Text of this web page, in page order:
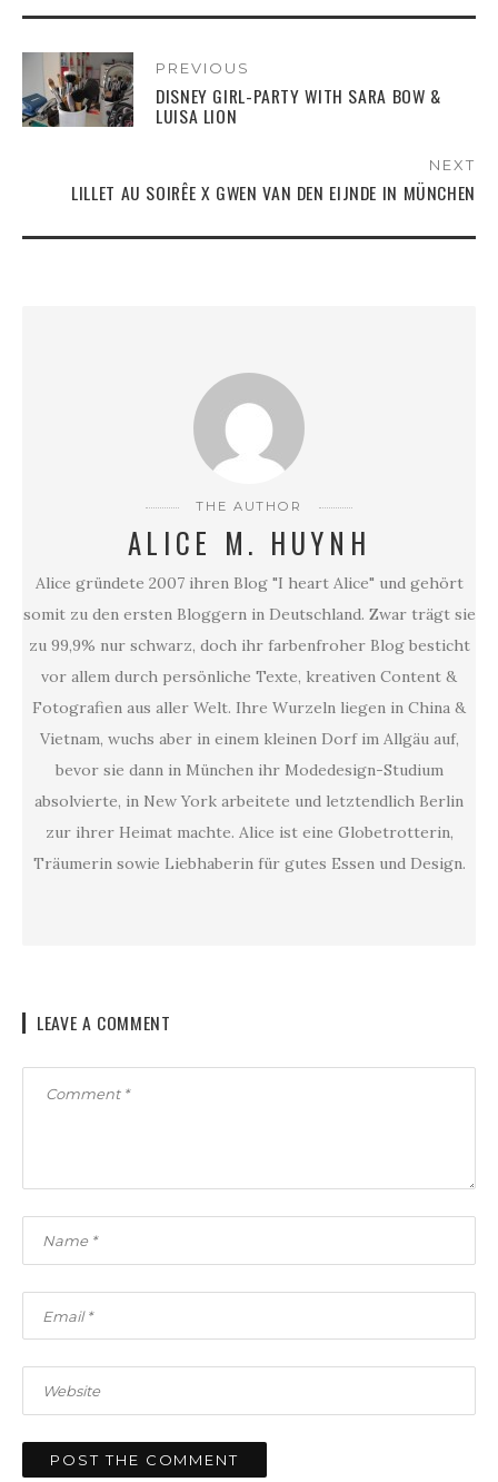
PREVIOUS
DISNEY GIRL-PARTY WITH SARA BOW &
LUISA LION
NEXT
LILLET AU SOIRÊE X GWEN VAN DEN EIJNDE IN MÜNCHEN
THE AUTHOR
ALICE M. HUYNH
Alice gründete 2007 ihren Blog "I heart Alice" und gehört
somit zu den ersten Bloggern in Deutschland. Zwar trägt sie
zu 99,9% nur schwarz, doch ihr farbenfroher Blog besticht
vor allem durch persönliche Texte, kreativen Content &
Fotografien aus aller Welt. Ihre Wurzeln liegen in China &
Vietnam, wuchs aber in einem kleinen Dorf im Allgäu auf,
bevor sie dann in München ihr Modedesign-Studium
absolvierte, in New York arbeitete und letztendlich Berlin
zur ihrer Heimat machte. Alice ist eine Globetrotterin,
Träumerin sowie Liebhaberin für gutes Essen und Design.
LEAVE A COMMENT